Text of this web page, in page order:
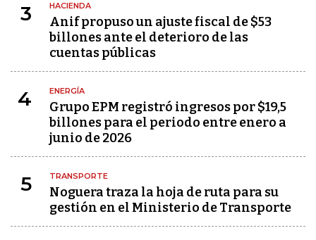
3 HACIENDA
Anif propuso un ajuste fiscal de $53
billones ante el deterioro de las
cuentas públicas
4 ENERGÍA
Grupo EPM registró ingresos por $19,5
billones para el periodo entre enero a
junio de 2026
5 TRANSPORTE
Noguera traza la hoja de ruta para su
gestión en el Ministerio de Transporte